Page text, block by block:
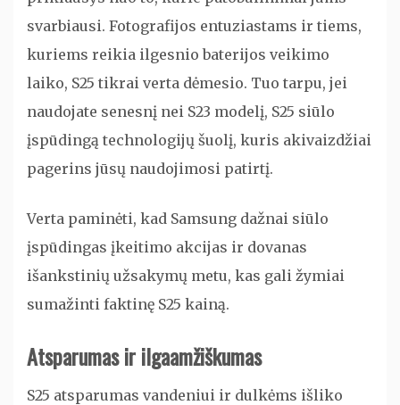
svarbiausi. Fotografijos entuziastams ir tiems,
kuriems reikia ilgesnio baterijos veikimo
laiko, S25 tikrai verta dėmesio. Tuo tarpu, jei
naudojate senesnį nei S23 modelį, S25 siūlo
įspūdingą technologijų šuolį, kuris akivaizdžiai
pagerins jūsų naudojimosi patirtį.
Verta paminėti, kad Samsung dažnai siūlo
įspūdingas įkeitimo akcijas ir dovanas
išankstinių užsakymų metu, kas gali žymiai
sumažinti faktinę S25 kainą.
Atsparumas ir ilgaamžiškumas
S25 atsparumas vandeniui ir dulkėms išliko